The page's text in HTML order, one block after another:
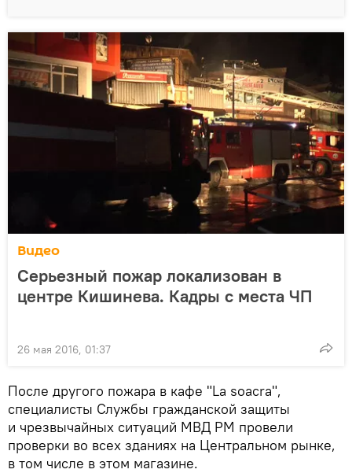
Видео
Серьезный пожар локализован в
центре Кишинева. Кадры с места ЧП
26 мая 2016, 01:37
После другого пожара в кафе "La soacra",
специалисты Службы гражданской защиты
и чрезвычайных ситуаций МВД РМ провели
проверки во всех зданиях на Центральном рынке,
в том числе в этом магазине.